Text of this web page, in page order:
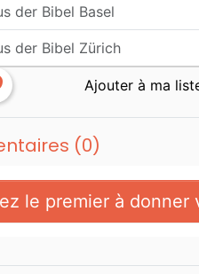
der Bibel Basel
der Bibel Zürich
(0)
le premier à donner